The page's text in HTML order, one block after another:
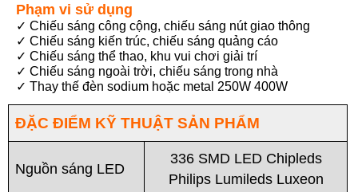
Phạm vi sử dụng
✓ Chiếu sáng công cộng, chiếu sáng nút giao thông
✓ Chiếu sáng kiến trúc, chiếu sáng quảng cáo
✓ Chiếu sáng thể thao, khu vui chơi giải trí
✓ Chiếu sáng ngoài trời, chiếu sáng trong nhà
✓ Thay thế đèn sodium hoặc metal 250W 400W
ĐẶC ĐIỂM KỸ THUẬT SẢN PHẨM
Nguồn sáng LED
336 SMD LED Chipleds
Philips Lumileds Luxeon